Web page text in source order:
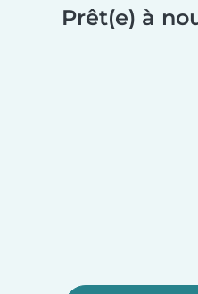
Prêt(e) à